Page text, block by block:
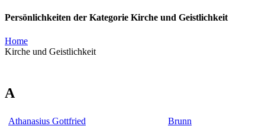
Persönlichkeiten der Kategorie Kirche und Geistlichkeit
Home
Kirche und Geistlichkeit
A
Athanasius Gottfried Brunn